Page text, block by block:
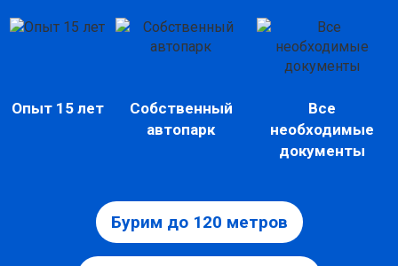
Опыт 15 лет
Собственный
автопарк
Все
необходимые
документы
Бурим до 120 метров